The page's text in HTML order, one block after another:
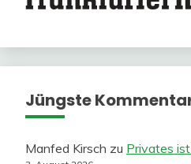
Jüngste
Manfed Kirsch zu Privates